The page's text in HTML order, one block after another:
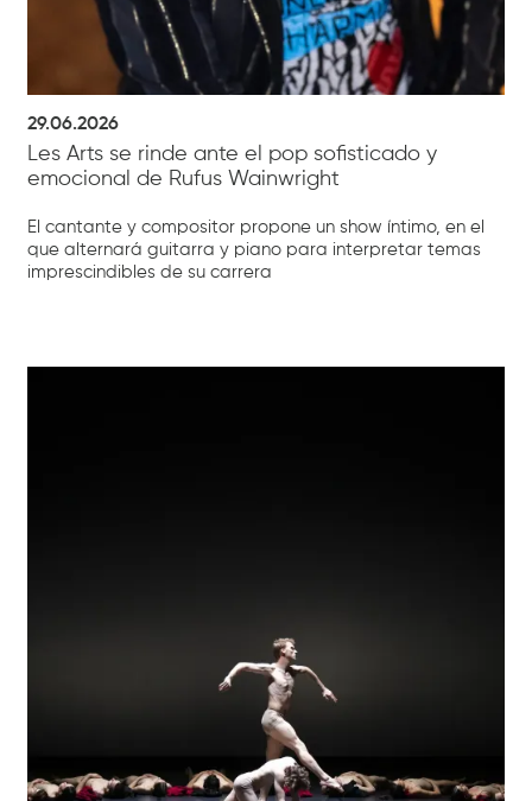
29.06.2026
Les Arts se rinde ante el pop sofisticado y
emocional de Rufus Wainwright
El cantante y compositor propone un show íntimo, en el
que alternará guitarra y piano para interpretar temas
imprescindibles de su carrera